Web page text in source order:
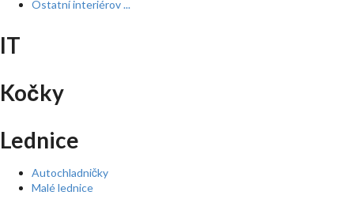
Ostatní interiérov ...
IT
Kočky
Lednice
Autochladničky
Malé lednice